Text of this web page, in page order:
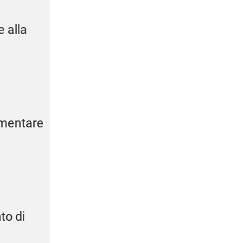
alla
di